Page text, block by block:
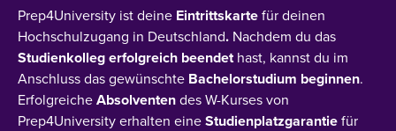
Prep4University ist deine Eintrittskarte für deinen
Hochschulzugang in Deutschland. Nachdem du das
Studienkolleg erfolgreich beendethast, kannst du im
Anschluss das gewünschte Bachelorstudium beginnen.
Erfolgreiche Absolventen des W-Kurses von
Prep4University erhalten eine Studienplatzgarantie für